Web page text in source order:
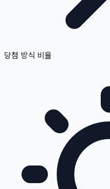
당첨 방식 비율